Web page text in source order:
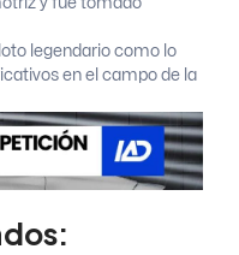
y fue tomado
legendario como lo
en el campo de la